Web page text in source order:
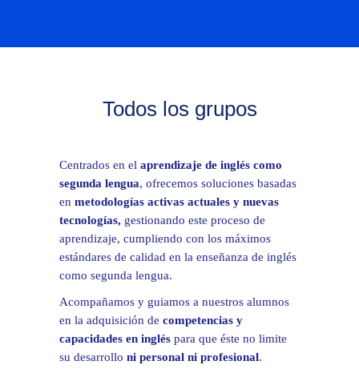
Todos los grupos
Centrados en el aprendizaje de inglés como
segunda lengua, ofrecemos soluciones basadas
en metodologías activas actuales y nuevas
tecnologías, gestionando este proceso de
aprendizaje, cumpliendo con los máximos
estándares de calidad en la enseñanza de inglés
como segunda lengua.
Acompañamos y guiamos a nuestros alumnos
en la adquisición de competencias y
capacidades en inglés para que éste no limite
su desarrollo ni personal ni profesional.